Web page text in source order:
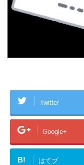
Twitter
Google+
B! はてブ